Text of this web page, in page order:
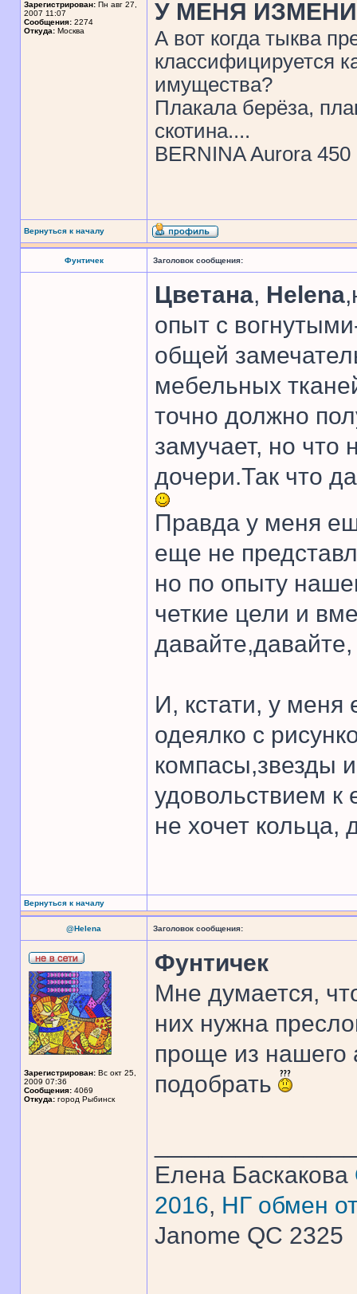
Зарегистрирован: Пн авг 27,
2007 11:07
Сообщения: 2274
Откуда: Москва
У МЕНЯ
А вот когда тыква
классифицируется
имущества?
Плакала берёза,
скотина....
BERNINA Aurora 450
Вернуться к началу
Фунтичек Заголовок сообщения:
Цветана, Helena
опыт с
общей
мебельных
точно должно
замучает, но
дочери.Так что
Правда у меня
еще не
но по опыту
четкие цели и
И, кстати, у
одеялко с
компасы,звезды
удовольствием к
не хочет
Вернуться к началу
@Helena Заголовок сообщения:
Зарегистрирован: Вс окт 25,
2009 07:36
Сообщения: 4069
Откуда: город Рыбинск
Фунтичек
Мне думается,
них нужна
проще из нашего
подобрать
Елена Баскакова
2016, НГ обмен
Janome QC 2325